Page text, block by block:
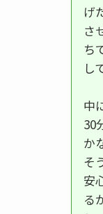
げ
さ
ち
し
中
30
か
そ
安
る